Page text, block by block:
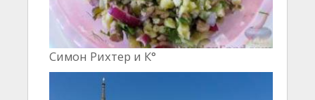
Симон Рихтер и К°